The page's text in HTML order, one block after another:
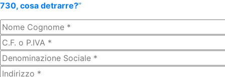
730, cosa detrarre?”